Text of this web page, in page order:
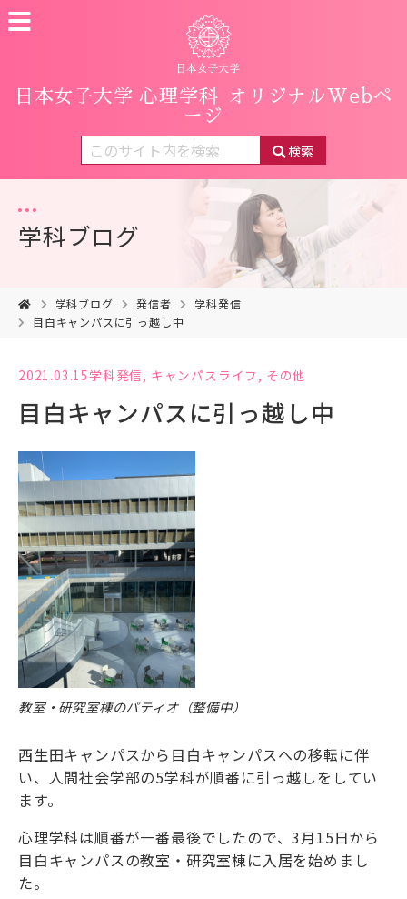
日本女子大学 心理学科
オリジナルWebペ
ージ
検索
学科ブログ
学科ブログ 発信者
学科発信
目白キャンパスに引っ越し中
2021.03.15学科発信, キャンパスライフ , その他
目白キャンパスに引っ越し中
教室・研究室棟のパティオ（整備中）
西生田キャンパスから目白キャンパスへの移転に伴
い、人間社会学部の5学科が順番に引っ越しをしてい
ます。
心理学科は順番が一番最後でしたので、3月15日から
目白キャンパスの教室・研究室棟に入居を始めまし
た。